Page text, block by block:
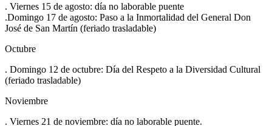
. Viernes 15 de agosto: día no laborable puente
.Domingo 17 de agosto: Paso a la Inmortalidad del General Don
José de San Martín (feriado trasladable)
Octubre
. Domingo 12 de octubre: Día del Respeto a la Diversidad Cultural
(feriado trasladable)
Noviembre
. Viernes 21 de noviembre: día no laborable puente.